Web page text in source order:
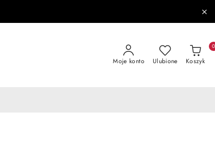
Moje konto Ulubione Koszyk
0